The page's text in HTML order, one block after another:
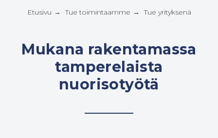
Etusivu → Tue toimintaamme → Tue yrityksenä
Mukana rakentamassa
tamperelaista
nuorisotyötä